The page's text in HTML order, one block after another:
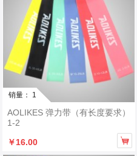
销量： 1
AOLIKES 弹力带（有长度要求）
1-2
￥16.00
